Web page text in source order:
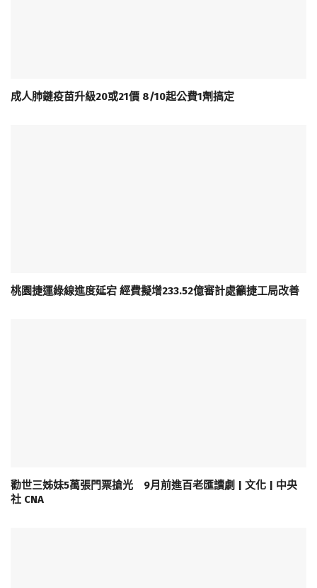
成人肺鏈疫苗升級20或21價 8/10起公費1劑搞定
桃園捷運綠線進度延宕 經費擬增233.52億審計處籲捷工局改善
勸世三姊妹5萬張門票搶光 9月前進百老匯讀劇 | 文化 | 中央
社 CNA